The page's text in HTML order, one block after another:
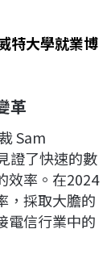
特大學就業博
革
Sam
證了快速的數
效率。在2024
，採取大膽的
電信行業中的